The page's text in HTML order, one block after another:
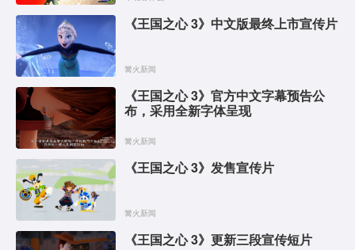
《王国之心 3》中文版最终上市宣传片
篝火新闻
《王国之心 3》官方中文字幕预告公
布，采用全新字体呈现
篝火新闻
《王国之心 3》发售宣传片
篝火新闻
《王国之心 3》更新三段宣传短片